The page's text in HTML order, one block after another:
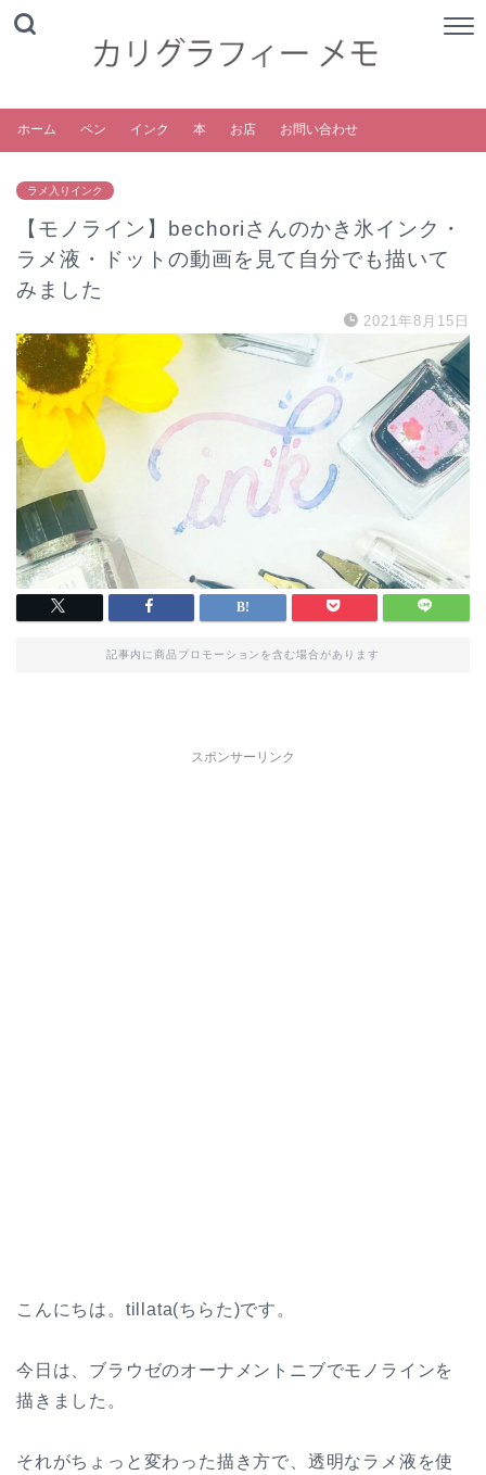
ホーム ペン インク 本 お店 お問い合わせ
ラメ入りインク
【モノライン】bechoriさんのかき氷インク・
ラメ液・ドットの動画を見て自分でも描いて
みました
2021年8月15日
記事内に商品プロモーションを含む場合があります
スポンサーリンク
こんにちは。tillata(ちらた)です。
今日は、ブラウゼのオーナメントニブでモノラインを
描きました。
それがちょっと変わった描き方で、透明なラメ液を使